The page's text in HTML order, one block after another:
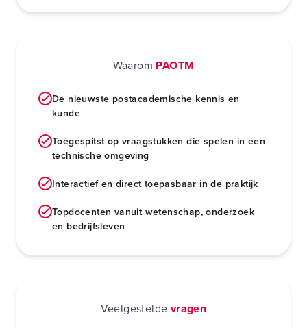
Waarom PAOTM
De nieuwste postacademische kennis en
kunde
Toegespitst op vraagstukken die spelen in een
technische omgeving
Interactief en direct toepasbaar in de praktijk
Topdocenten vanuit wetenschap, onderzoek
en bedrijfsleven
Veelgestelde vragen